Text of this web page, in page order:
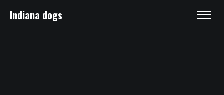
Indiana dogs